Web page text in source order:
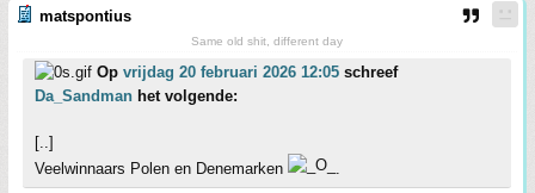
matspontius
Same old shit, different day
Op vrijdag 20 februari 2026 12:05 schreef
Da_Sandman het volgende:
[..]
Veelwinnaars Polen en Denemarken
.